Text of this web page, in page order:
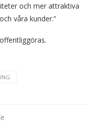
och mer attraktiva
våra kunder.”